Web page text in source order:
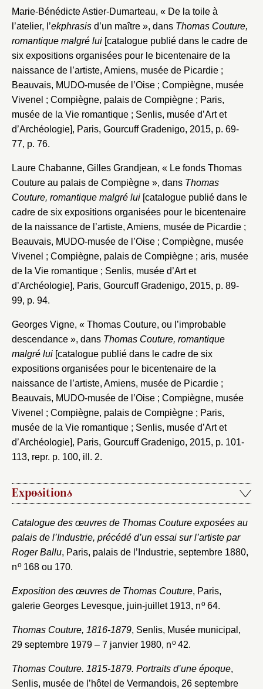
Marie-Bénédicte Astier-Dumarteau, « De la toile à
l’atelier, l’ekphrasis d’un maître », dans Thomas Couture,
romantique malgré lui [catalogue publié dans le cadre de
six expositions organisées pour le bicentenaire de la
naissance de l’artiste, Amiens, musée de Picardie ;
Beauvais, MUDO-musée de l’Oise ; Compiègne, musée
Vivenel ; Compiègne, palais de Compiègne ; Paris,
musée de la Vie romantique ; Senlis, musée d’Art et
d’Archéologie], Paris, Gourcuff Gradenigo, 2015, p. 69-
77, p. 76.
Laure Chabanne, Gilles Grandjean, « Le fonds Thomas
Couture au palais de Compiègne », dans Thomas
Couture, romantique malgré lui [catalogue publié dans le
cadre de six expositions organisées pour le bicentenaire
de la naissance de l’artiste, Amiens, musée de Picardie ;
Beauvais, MUDO-musée de l’Oise ; Compiègne, musée
Vivenel ; Compiègne, palais de Compiègne ; aris, musée
de la Vie romantique ; Senlis, musée d’Art et
d’Archéologie], Paris, Gourcuff Gradenigo, 2015, p. 89-
99, p. 94.
Georges Vigne, « Thomas Couture, ou l’improbable
descendance », dans Thomas Couture, romantique
malgré lui [catalogue publié dans le cadre de six
expositions organisées pour le bicentenaire de la
naissance de l’artiste, Amiens, musée de Picardie ;
Beauvais, MUDO-musée de l’Oise ; Compiègne, musée
Vivenel ; Compiègne, palais de Compiègne ; Paris,
musée de la Vie romantique ; Senlis, musée d’Art et
d’Archéologie], Paris, Gourcuff Gradenigo, 2015, p. 101-
113, repr. p. 100, ill. 2.
Expositions
Catalogue des œuvres de Thomas Couture exposées au
palais de l’Industrie, précédé d’un essai sur l’artiste par
Roger Ballu, Paris, palais de l’Industrie, septembre 1880,
no168 ou 170.
Exposition des œuvres de Thomas Couture, Paris,
galerie Georges Levesque, juin-juillet 1913, no64.
Thomas Couture, 1816-1879, Senlis, Musée municipal,
29 septembre 1979 – 7 janvier 1980, no42.
Thomas Couture. 1815-1879. Portraits d’une époque,
Senlis, musée de l’hôtel de Vermandois, 26 septembre